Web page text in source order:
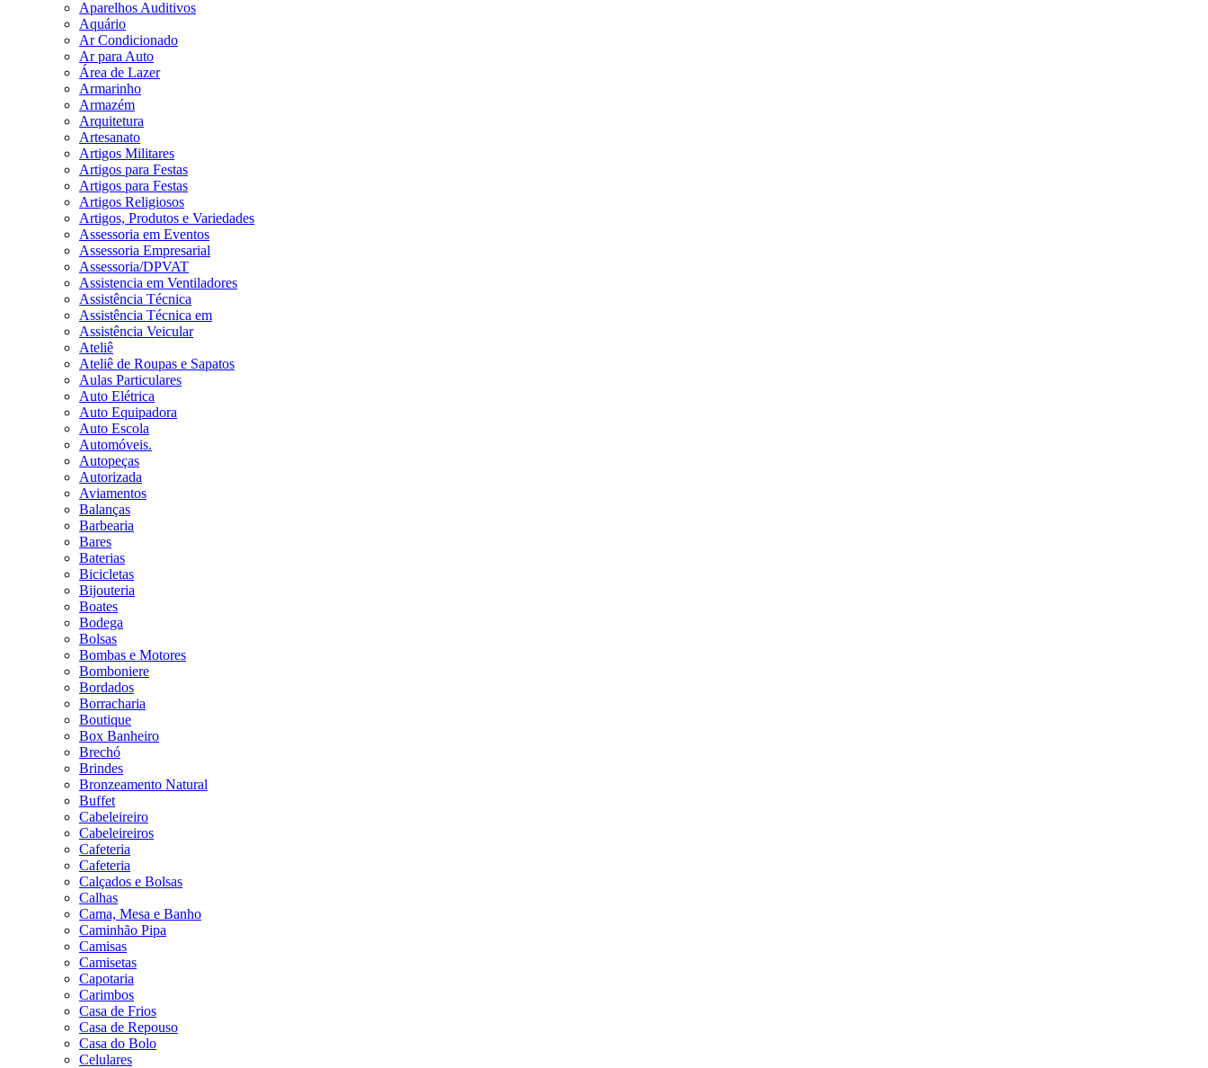
Aparelhos Auditivos
Aquário
Ar Condicionado
Ar para Auto
Área de Lazer
Armarinho
Armazém
Arquitetura
Artesanato
Artigos Militares
Artigos para Festas
Artigos para Festas
Artigos Religiosos
Artigos, Produtos e Variedades
Assessoria em Eventos
Assessoria Empresarial
Assessoria/DPVAT
Assistencia em Ventiladores
Assistência Técnica
Assistência Técnica em
Assistência Veicular
Ateliê
Ateliê de Roupas e Sapatos
Aulas Particulares
Auto Elétrica
Auto Equipadora
Auto Escola
Automóveis.
Autopeças
Autorizada
Aviamentos
Balanças
Barbearia
Bares
Baterias
Bicicletas
Bijouteria
Boates
Bodega
Bolsas
Bombas e Motores
Bomboniere
Bordados
Borracharia
Boutique
Box Banheiro
Brechó
Brindes
Bronzeamento Natural
Buffet
Cabeleireiro
Cabeleireiros
Cafeteria
Cafeteria
Calçados e Bolsas
Calhas
Cama, Mesa e Banho
Caminhão Pipa
Camisas
Camisetas
Capotaria
Carimbos
Casa de Frios
Casa de Repouso
Casa do Bolo
Celulares